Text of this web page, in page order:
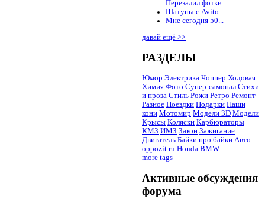
Перезалил фотки.
Шатуны с Avito
Мне сегодня 50...
давай ещё >>
РАЗДЕЛЫ
Юмор Электрика Чоппер Ходовая
Химия Фото Супер-самопал Стихи
и проза Стиль Рожи Ретро Ремонт
Разное Поездки Подарки Наши
кони Мотомир Модели 3D Модели
Крысы Коляски Карбюраторы
КМЗ ИМЗ Закон Зажигание
Двигатель Байки про байки Авто
oppozit.ru Honda BMW
more tags
Активные обсуждения
форума